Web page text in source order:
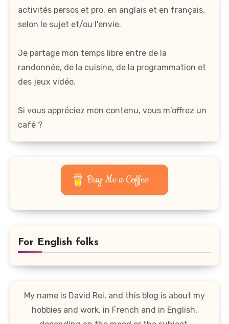
activités persos et pro, en anglais et en français,
selon le sujet et/ou l'envie.
Je partage mon temps libre entre de la
randonnée, de la cuisine, de la programmation et
des jeux vidéo.
Si vous appréciez mon contenu, vous m'offrez un
café ?
Buy Me a Coffee
For English folks
My name is David Rei, and this blog is about my
hobbies and work, in French and in English,